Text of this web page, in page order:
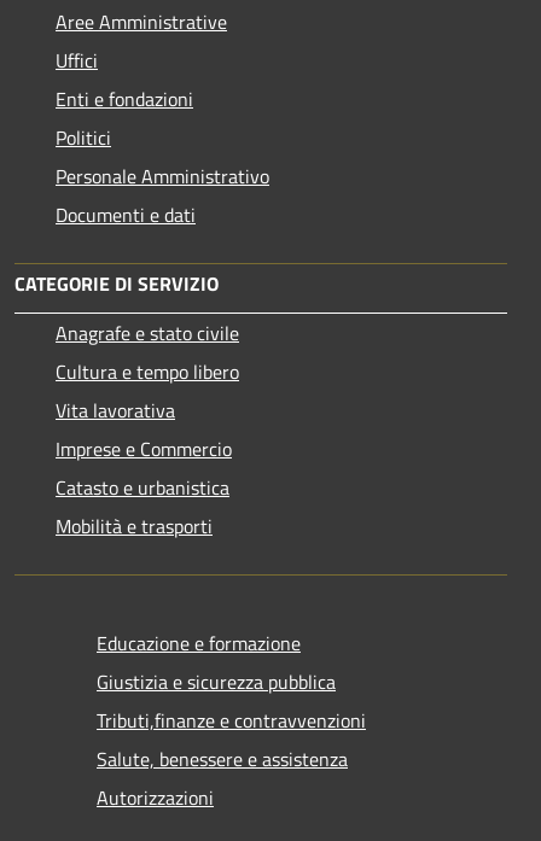
Aree Amministrative
Uffici
Enti e fondazioni
Politici
Personale Amministrativo
Documenti e dati
CATEGORIE DI SERVIZIO
Anagrafe e stato civile
Cultura e tempo libero
Vita lavorativa
Imprese e Commercio
Catasto e urbanistica
Mobilità e trasporti
Educazione e formazione
Giustizia e sicurezza pubblica
Tributi,finanze e contravvenzioni
Salute, benessere e assistenza
Autorizzazioni